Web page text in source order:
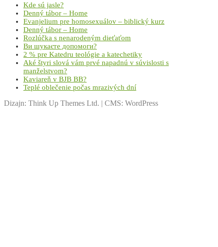
Kde sú jasle?
Denný tábor – Home
Evanjelium pre homosexuálov – biblický kurz
Denný tábor – Home
Rozlúčka s nenarodeným dieťaťom
Ви шукаєте допомоги?
2 % pre Katedru teológie a katechetiky
Aké štyri slová vám prvé napadnú v súvislosti s
manželstvom?
Kaviareň v BJB BB?
Teplé oblečenie počas mrazivých dní
Dizajn: Think Up Themes Ltd. | CMS: WordPress